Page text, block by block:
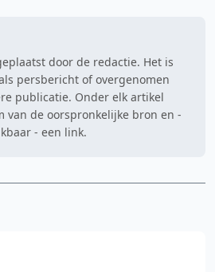
door de redactie. Het is
persbericht of overgenomen
publicatie. Onder elk artikel
van de oorspronkelijke bron en -
- een link.